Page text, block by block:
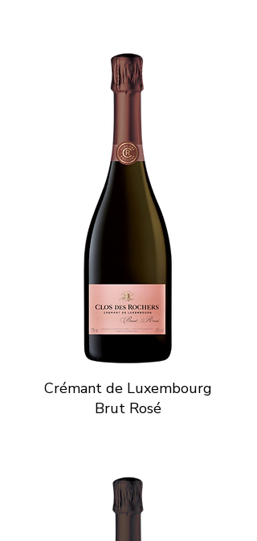
Crémant de Luxembourg
Brut Rosé